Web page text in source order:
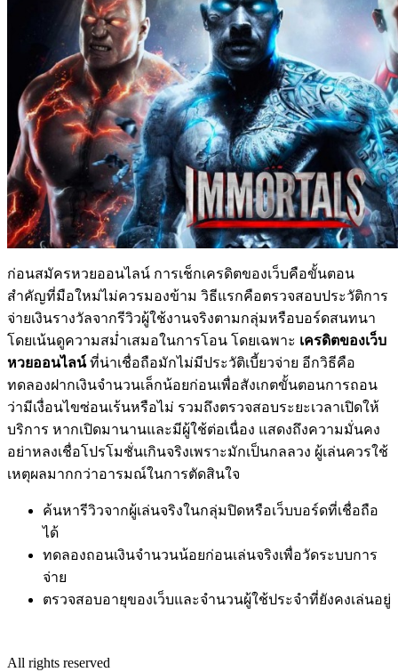
ก่อนสมัครหวยออนไลน์ การเช็กเครดิตของเว็บคือขั้นตอน
สำคัญที่มือใหม่ไม่ควรมองข้าม วิธีแรกคือตรวจสอบประวัติการ
จ่ายเงินรางวัลจากรีวิวผู้ใช้งานจริงตามกลุ่มหรือบอร์ดสนทนา
โดยเน้นดูความสม่ำเสมอในการโอน โดยเฉพาะ เครดิตของเว็บ
หวยออนไลน์ที่น่าเชื่อถือมักไม่มีประวัติเบี้ยวจ่าย อีกวิธีคือ
ทดลองฝากเงินจำนวนเล็กน้อยก่อนเพื่อสังเกตขั้นตอนการถอน
ว่ามีเงื่อนไขซ่อนเร้นหรือไม่ รวมถึงตรวจสอบระยะเวลาเปิดให้
บริการ หากเปิดมานานและมีผู้ใช้ต่อเนื่อง แสดงถึงความมั่นคง
อย่าหลงเชื่อโปรโมชั่นเกินจริงเพราะมักเป็นกลลวง ผู้เล่นควรใช้
เหตุผลมากกว่าอารมณ์ในการตัดสินใจ
ค้นหารีวิวจากผู้เล่นจริงในกลุ่มปิดหรือเว็บบอร์ดที่เชื่อถือ
ได้
ทดลองถอนเงินจำนวนน้อยก่อนเล่นจริงเพื่อวัดระบบการ
จ่าย
ตรวจสอบอายุของเว็บและจำนวนผู้ใช้ประจำที่ยังคงเล่นอยู่
All rights reserved